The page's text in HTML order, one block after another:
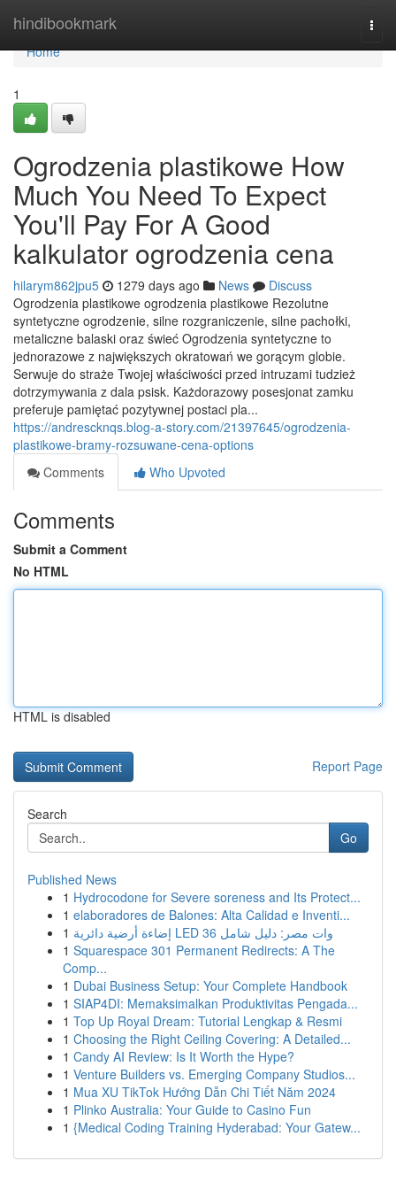
hindibookmark
Home
Home
1
Ogrodzenia plastikowe How
Much You Need To Expect
You'll Pay For A Good
kalkulator ogrodzenia cena
hilarym862jpu5 1279 days ago News
Discuss
Ogrodzenia plastikowe ogrodzenia plastikowe Rezolutne
syntetyczne ogrodzenie, silne rozgraniczenie, silne pachołki,
metaliczne balaski oraz świeć Ogrodzenia syntetyczne to
jednorazowe z największych okratowań we gorącym globie.
Serwuje do straże Twojej właściwości przed intruzami tudzież
dotrzymywania z dala psisk. Każdorazowy posesjonat zamku
preferuje pamiętać pozytywnej postaci pla...
https://andrescknqs.blog-a-story.com/21397645/ogrodzenia-
plastikowe-bramy-rozsuwane-cena-options
Comments
Who Upvoted
Comments
Submit a Comment
No HTML
HTML is disabled
Report Page
Search
Go
Published News
1 Hydrocodone for Severe soreness and Its Protect...
1 elaboradores de Balones: Alta Calidad e Inventi...
1
إضاءة أرضية دائرية LED 36 وات مصر: دليل شامل
1 Squarespace 301 Permanent Redirects: A The
Comp...
1 Dubai Business Setup: Your Complete Handbook
1 SIAP4DI: Memaksimalkan Produktivitas Pengada...
1 Top Up Royal Dream: Tutorial Lengkap & Resmi
1 Choosing the Right Ceiling Covering: A Detailed...
1 Candy AI Review: Is It Worth the Hype?
1 Venture Builders vs. Emerging Company Studios...
1 Mua XU TikTok Hướng Dẫn Chi Tiết Năm 2024
1 Plinko Australia: Your Guide to Casino Fun
1 {Medical Coding Training Hyderabad: Your Gatew...